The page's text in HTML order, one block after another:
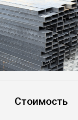
Уголок
Балка
Квадрат
Стоимость